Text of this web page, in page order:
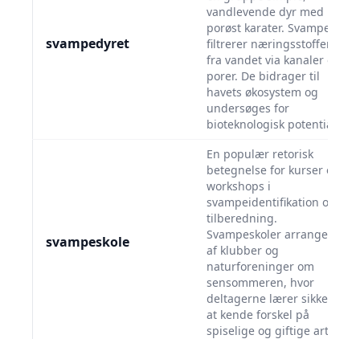
svampedyret
vandlevende dyr med
porøst karater. Svampedyr
filtrerer næringsstoffer
fra vandet via kanaler og
porer. De bidrager til
havets økosystem og
undersøges for
bioteknologisk potentiale.
svampeskole
En populær retorisk
betegnelse for kurser og
workshops i
svampeidentifikation og -
tilberedning.
Svampeskoler arrangeres
af klubber og
naturforeninger om
sensommeren, hvor
deltagerne lærer sikkert
at kende forskel på
spiselige og giftige arter.